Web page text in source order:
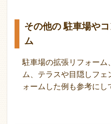
その他の 駐車場や
ム
駐車場の拡張リフォーム
ム、テラスや目隠しフ
ォームした例も参考にし